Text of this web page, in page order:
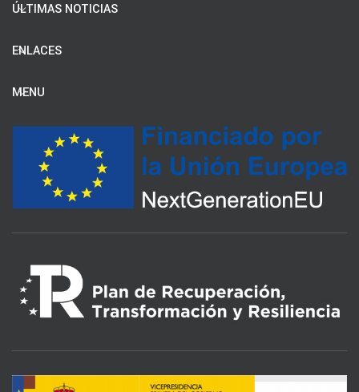
ÚLTIMAS NOTICIAS
ENLACES
MENU